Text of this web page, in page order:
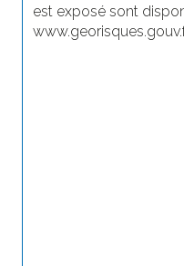
est exposé sont